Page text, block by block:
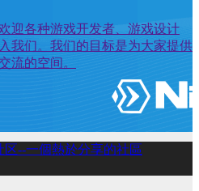
迎各种游戏开发者、游戏设计
我们。我们的目标是为大家提供
流的空间。
区--一個熱於分享的社區